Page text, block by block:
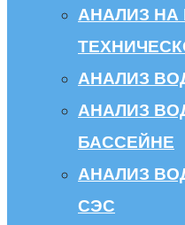
АНАЛИЗ НА
АНАЛИЗ
АНАЛИЗ
БАССЕЙНЕ
АНАЛИЗ
СЭС